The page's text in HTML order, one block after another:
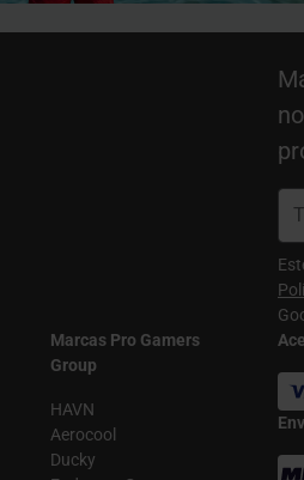
Marcas Pro Gamers
Group
HAVN
Aerocool
Ducky